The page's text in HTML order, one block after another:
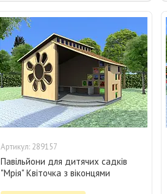
289157
Павільйони для дитячих садків
"Мрія" Квіточка з віконцями